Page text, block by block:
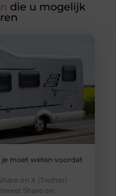
die u mogelijk
je moet weten voordat
on X (Twitter)
Share on